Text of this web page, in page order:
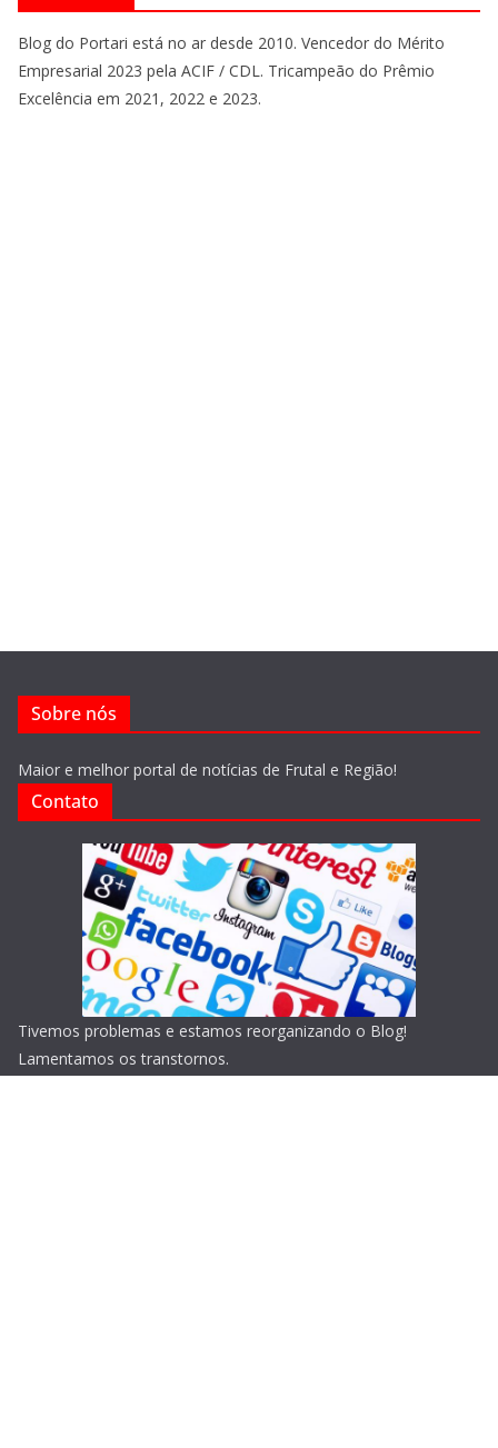
Blog do Portari está no ar desde 2010. Vencedor do Mérito
Empresarial 2023 pela ACIF / CDL. Tricampeão do Prêmio
Excelência em 2021, 2022 e 2023.
Sobre nós
Maior e melhor portal de notícias de Frutal e Região!
Contato
Tivemos problemas e estamos reorganizando o Blog!
Lamentamos os transtornos.